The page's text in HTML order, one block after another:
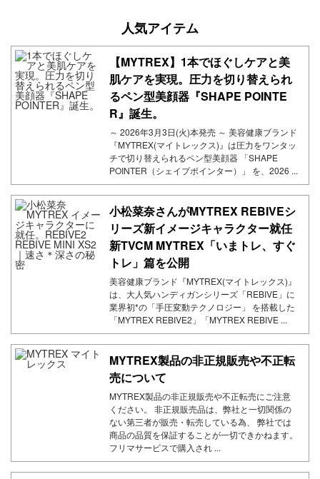
人気アイテム
【MYTREX】1本でほぐしケアと美
肌ケアを実現。圧力を切り替えられ
るペン型美顔器『SHAPE POINTE
R』誕生。
～ 2026年3月3日(火)本発売 ～ 美容健康ブランド
『MYTREX(マイトレックス)』は圧力をワンタッ
チで切り替えられるペン型美顔器 「SHAPE
POINTER（シェイプポインター）」 を、2026 ...
小松菜奈さんがMYTREX REBIVEシ
リーズ新イメージキャラクター就任
新TVCM MYTREX「いまトレ、すぐ
トレ」篇を公開
美容健康ブランド『MYTREX(マイトレックス)』
は、大人気ハンディガンシリーズ「REBIVE」に
業界初*の「手圧変動テクノロジー」 を搭載した
「MYTREX REBIVE2」「MYTREX REBIVE ...
MYTREX製品の非正規販売や不正転
売について
MYTREX製品の非正規販売や不正転売にご注意
ください。 非正規販売品は、弊社と一切関係の
ない第三者が販売・転売している為、 弊社では
商品の品質を保証することが一切できかねます。
フリマサービスで購入され ...